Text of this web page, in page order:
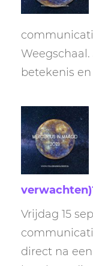
betekenis
Vrijdag 15
direct na